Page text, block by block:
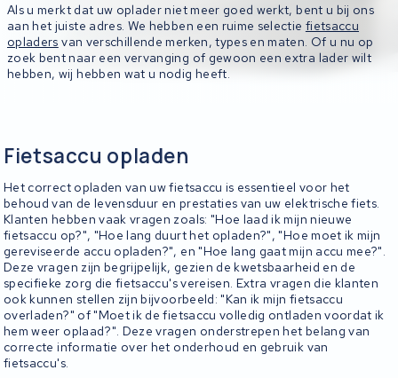
Als u merkt dat uw oplader niet meer goed werkt, bent u bij ons
aan het juiste adres. We hebben een ruime selectie fietsaccu
opladers van verschillende merken, types en maten. Of u nu op
zoek bent naar een vervanging of gewoon een extra lader wilt
hebben, wij hebben wat u nodig heeft.
Fietsaccu opladen
Het correct opladen van uw fietsaccu is essentieel voor het
behoud van de levensduur en prestaties van uw elektrische fiets.
Klanten hebben vaak vragen zoals: "Hoe laad ik mijn nieuwe
fietsaccu op?", "Hoe lang duurt het opladen?", "Hoe moet ik mijn
gereviseerde accu opladen?", en "Hoe lang gaat mijn accu mee?".
Deze vragen zijn begrijpelijk, gezien de kwetsbaarheid en de
specifieke zorg die fietsaccu's vereisen. Extra vragen die klanten
ook kunnen stellen zijn bijvoorbeeld: "Kan ik mijn fietsaccu
overladen?" of "Moet ik de fietsaccu volledig ontladen voordat ik
hem weer oplaad?". Deze vragen onderstrepen het belang van
correcte informatie over het onderhoud en gebruik van
fietsaccu's.